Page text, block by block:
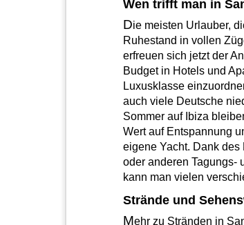
Wen trifft man in
Die meisten Urlauber,
Ruhestand in vollen
erfreuen sich jetzt der
Budget in Hotels und
Luxusklasse
auch viele Deutsche
Sommer auf Ibiza
Wert auf Entspannung
eigene Yacht. Dank
oder anderen Tagungs-
kann man vielen
Strände und
Mehr zu Stränden in